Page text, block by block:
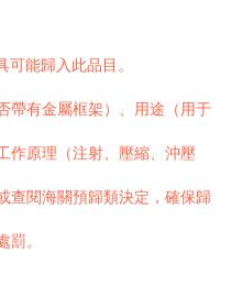
可能歸入此品目。
帶有金屬框架）、用途（用于
作原理（注射、壓縮、沖壓
查閱海關預歸類決定，確保歸
。